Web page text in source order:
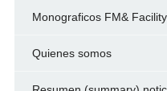
Monograficos FM&
Quienes somos